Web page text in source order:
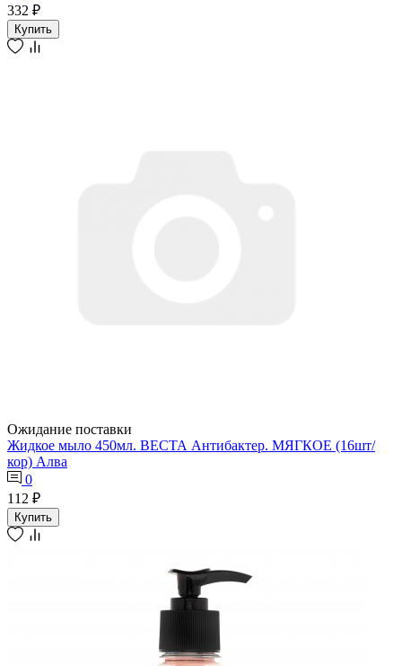
332 ₽
Купить
Ожидание поставки
Жидкое мыло 450мл. ВЕСТА Антибактер. МЯГКОЕ (16шт/
кор) Алва
0
112 ₽
Купить